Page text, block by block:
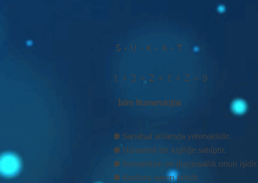
S - U - K - A - T
1 + 3 + 2 + 1 + 2 = 9
İsim Numerolojisi
⚉ Sanatsal anlamda yeteneklidir.
⚉ Hümanist bir kişiliğe sahiptir.
⚉ Romantizm ve duygusallık onun işidir.
⚉ Konforu seven biridir.